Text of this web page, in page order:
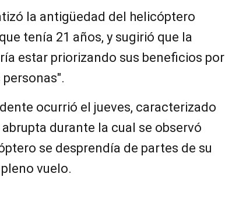
la antigüedad del helicóptero
tenía 21 años, y sugirió que la
estar priorizando sus beneficios por
ocurrió el jueves, caracterizado
durante la cual se observó
se desprendía de partes de su
vuelo.